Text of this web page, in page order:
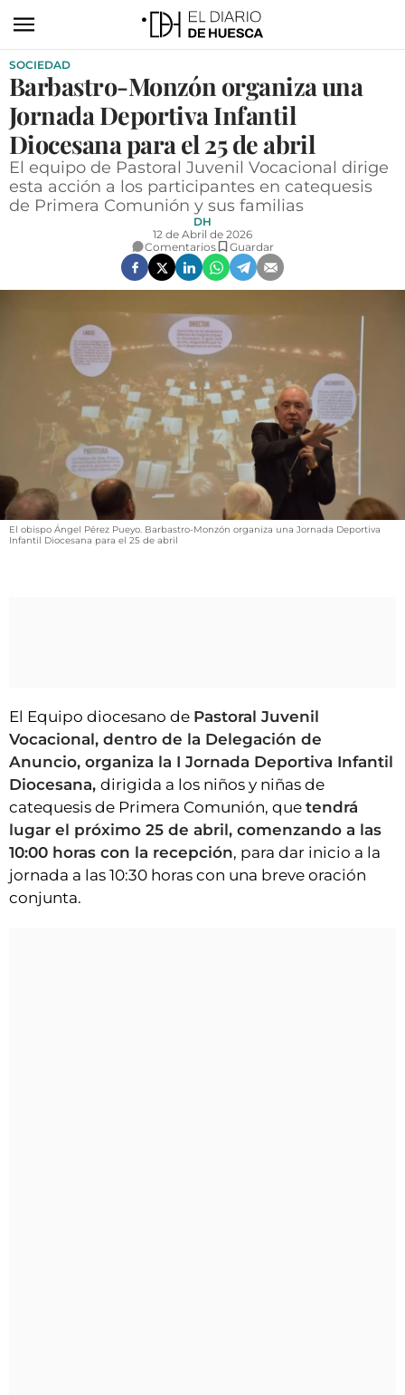
ACTUALIDAD
ECONOMÍA
TECNOLOGÍA
TURISMO
AGROALIMENTACIÓN
VÍDEOS
CONTACTAR
FIESTAS EN EL ALTO ARAGÓN
FIESTAS DE SAN LORENZO
AGENDA
CLUB DEL AMIGO MILITANTE
INICIAR SESIÓN
SOCIEDAD
Barbastro-Monzón organiza una
Jornada Deportiva Infantil
Diocesana para el 25 de abril
El equipo de Pastoral Juvenil Vocacional dirige
esta acción a los participantes en catequesis
de Primera Comunión y sus familias
DH
12 de Abril de 2026
Comentarios
Guardar
El obispo Ángel Pérez Pueyo. Barbastro-Monzón organiza una Jornada Deportiva
Infantil Diocesana para el 25 de abril
El Equipo diocesano de Pastoral Juvenil
Vocacional, dentro de la Delegación de
Anuncio, organiza la I Jornada Deportiva Infantil
Diocesana, dirigida a los niños y niñas de
catequesis de Primera Comunión, que tendrá
lugar el próximo 25 de abril, comenzando a las
10:00 horas con la recepción, para dar inicio a la
jornada a las 10:30 horas con una breve oración
conjunta.